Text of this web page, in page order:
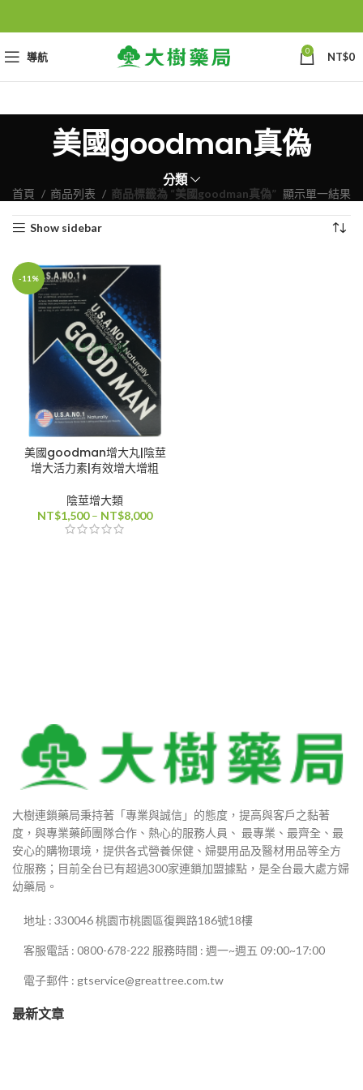
導航 0 NT$0
美國goodman真偽
分類
首頁 商品列表 商品標籤為 “美國goodman真偽” 顯示單一結果
Show sidebar
-11%
美國goodman增大丸|陰莖
增大活力素|有效增大增粗
陰莖增大類
NT$1,500 – NT$8,000價
大樹連鎖藥局秉持著「專業與誠信」的態度，提高與客戶之黏著
度，與專業藥師團隊合作、熱心的服務人員、 最專業、最齊全、最
安心的購物環境，提供各式營養保健、婦嬰用品及醫材用品等全方
位服務；目前全台已有超過300家連鎖加盟據點，是全台最大處方婦
幼藥局。
地址 : 330046 桃園市桃園區復興路186號18樓
客服電話 : 0800-678-222 服務時間 : 週一~週五 09:00~17:00
電子郵件 : gtservice@greattree.com.tw
最新文章